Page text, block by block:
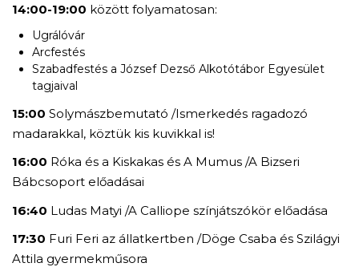
14:00-19:00 között folyamatosan:
Ugrálóvár
Arcfestés
Szabadfestés a József Dezső Alkotótábor Egyesület
tagjaival
15:00 Solymászbemutató /Ismerkedés ragadozó
madarakkal, köztük kis kuvikkal is!
16:00 Róka és a Kiskakas és A Mumus /A Bizseri
Bábcsoport előadásai
16:40 Ludas Matyi /A Calliope színjátszókör előadása
17:30 Furi Feri az állatkertben /Döge Csaba és Szilágyi
Attila gyermekműsora